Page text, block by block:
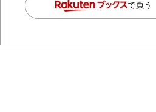
で買う